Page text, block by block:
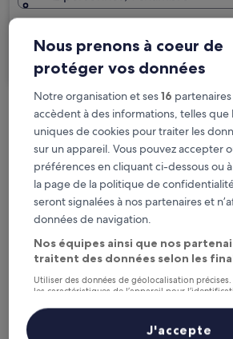
Rechercher
Options d’annulation
changement de
Gagnez des
nuit séjournée
Économisez plus grâce
Consultez les prix pour ces
Nous prenons à coeur de
protéger vos données
Notre organisation et ses16
accèdent à des informations, telles que
uniques de cookies pour traiter les
sur un appareil. Vous pouvez accepter
préférences en cliquant ci-dessous ou
la page de la politique de
seront signalées à nos partenaires et
données de navigation.
Nos équipes ainsi que nos
traitent des données selon les
Utiliser des données de géolocalisation
les caractéristiques de l’appareil pour
personnalisés, mesure de performance des
études d’audience et développement de services.
J'accepte